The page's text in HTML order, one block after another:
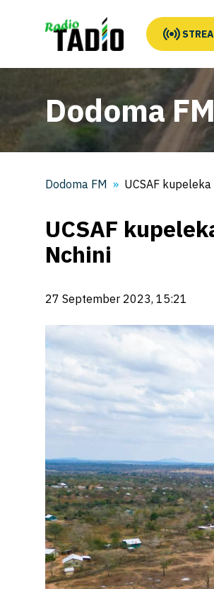
Dodoma FM
Dodoma FM UCSAF
UCSAF
Nchini
27 September 2023, 15:21